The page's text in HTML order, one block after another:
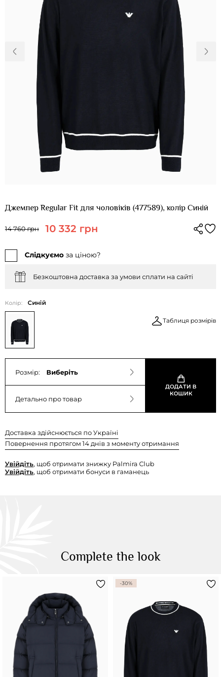
Джемпер Regular Fit для чоловіків (477589), колір Синій
14 760 грн 10 332 грн
Слідкуємо за ціною?
Безкоштовна доставка за умови сплати на сайті
Колір: Синій
Таблиця розмірів
Розмір: Виберіть
Детально про товар
ДОДАТИ В
КОШИК
Доставка здійснюється по Україні
Повернення протягом 14 днів з моменту отримання
Увійдіть, щоб отримати знижку Palmira Club
Увійдіть, щоб отримати бонуси в гаманець
Complete the look
-30%